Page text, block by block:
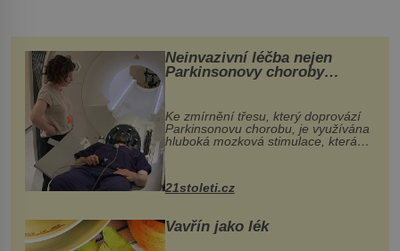
Neinvazivní léčba nejen
Parkinsonovy choroby
Ke zmírnění třesu, který doprovází
Parkinsonovu chorobu, je využívána
hluboká mozková stimulace, která
však vyžaduje vysoce invazivní
k dostatečně přesnému zacílení ...
21stoleti.cz
Vavřín jako lék